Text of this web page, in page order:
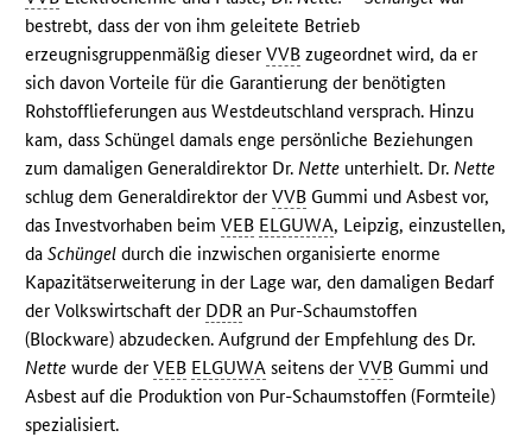
bestrebt, dass der von ihm geleitete Betrieb
erzeugnisgruppenmäßig dieserVVB zugeordnet wird, da er
sich davon Vorteile für die Garantierung der benötigten
Rohstofflieferungen aus Westdeutschland versprach. Hinzu
kam, dass Schüngel damals enge persönliche Beziehungen
zum damaligen Generaldirektor Dr. Nette unterhielt. Dr. Nette
schlug dem Generaldirektor derVVB Gummi und Asbest vor,
das Investvorhaben beimVEB ELGUWA, Leipzig, einzustellen,
daSchüngel durch die inzwischen organisierte enorme
Kapazitätserweiterung in der Lage war, den damaligen Bedarf
der Volkswirtschaft der DDR an Pur-Schaumstoffen
(Blockware) abzudecken. Aufgrund der Empfehlung des Dr.
Nette wurde derVEB ELGUWA seitens derVVB Gummi und
Asbest auf die Produktion von Pur-Schaumstoffen (Formteile)
spezialisiert.